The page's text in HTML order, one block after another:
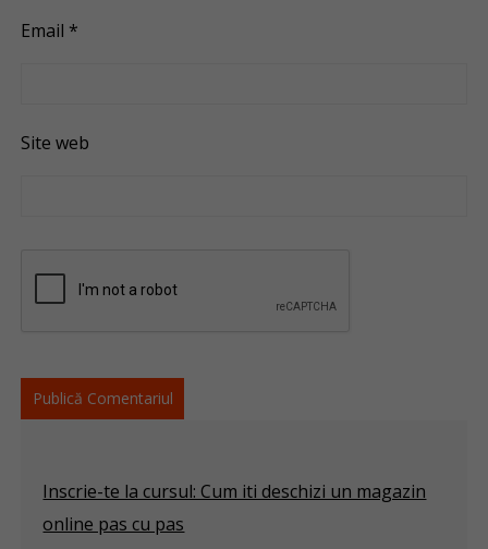
Email *
Site web
Inscrie-te la cursul: Cum iti deschizi un magazin
online pas cu pas